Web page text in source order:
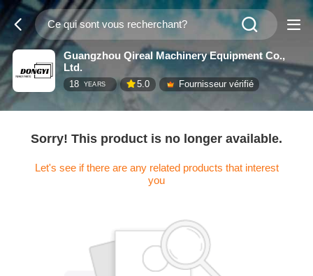
Guangzhou Qireal Machinery Equipment Co.,
Ltd.
18 YEARS 5.0 Fournisseur vérifié
Sorry! This product is no longer available.
Let's see if there are any related products that interest
you